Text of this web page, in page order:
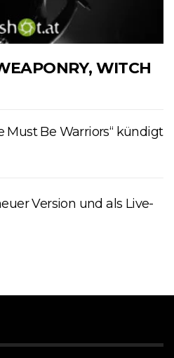
WITCH
Must Be Warriors“ kündigt
Version und als Live-